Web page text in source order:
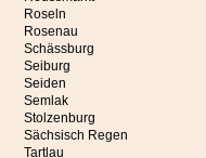
Roseln
Rosenau
Schässburg
Seiburg
Seiden
Semlak
Stolzenburg
Sächsisch Regen
Tartlau